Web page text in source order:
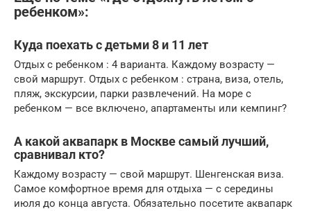
ребенком»:
Куда поехать с детьми 8 и 11 лет
Отдых с ребенком : 4 варианта. Каждому возрасту —
свой маршрут. Отдых с ребенком : страна, виза, отель,
пляж, экскурсии, парки развлечений. На море с
ребенком — все включено, апартаменты или кемпинг?
А какой аквапарк в Москве самый лучший,
сравнивал кто?
Каждому возрасту — свой маршрут. Шенгенская виза.
Самое комфортное время для отдыха — с середины
июля до конца августа. Обязательно посетите аквапарк